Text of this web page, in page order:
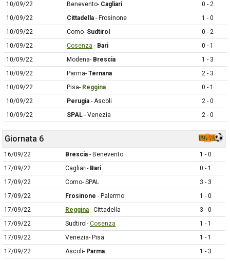
10/09/22
Benevento- Cagliari
0 - 2
10/09/22
Cittadella - Frosinone
1 - 0
10/09/22
Como- Sudtirol
0 - 2
10/09/22
Cosenza - Bari
0 - 1
10/09/22
Modena- Brescia
1 - 3
10/09/22
Parma- Ternana
2 - 3
10/09/22
Pisa- Reggina
0 - 1
10/09/22
Perugia - Ascoli
2 - 0
10/09/22
SPAL - Venezia 2 - 0
Giornata 6
16/09/22 Brescia - Benevento
1 - 0
17/09/22
Cagliari- Bari
0 - 1
17/09/22
Como- SPAL
3 - 3
17/09/22
Frosinone - Palermo
1 - 0
17/09/22
Reggina - Cittadella
3 - 0
17/09/22
Sudtirol- Cosenza
1 - 1
17/09/22
Venezia- Pisa
1 - 1
17/09/22
Ascoli- Parma
1 - 3